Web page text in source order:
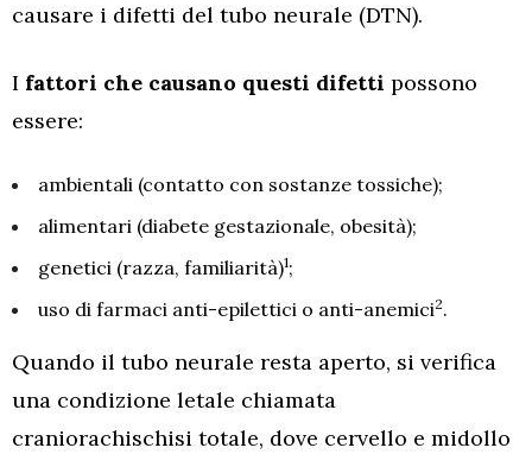
causare i difetti del tubo neurale (DTN).
I fattori che causano questi difetti possono
essere:
ambientali (contatto con sostanze tossiche);
alimentari (diabete gestazionale, obesità);
genetici (razza, familiarità)1;
uso di farmaci anti-epilettici o anti-anemici2.
Quando il tubo neurale resta aperto, si verifica
una condizione letale chiamata
craniorachischisi totale, dove cervello e midollo